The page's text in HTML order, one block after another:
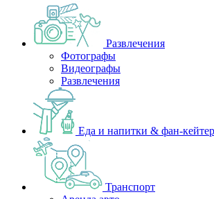
Развлечения
Фотографы
Видеографы
Развлечения
Еда и напитки & фан-
Транспорт